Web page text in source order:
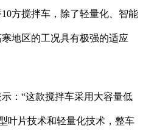
方搅拌车，除了轻量化、智能
地区的工况具有极强的适应
“这款搅拌车采用大容量低
叶片技术和轻量化技术，整车